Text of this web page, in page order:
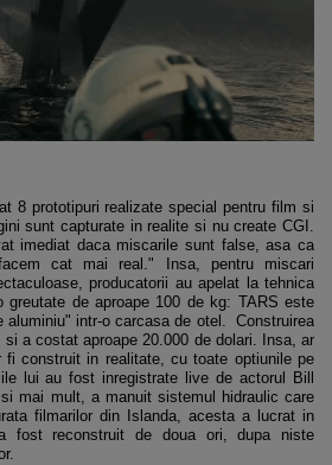
8 prototipuri realizate special pentru film si
sunt capturate in realite si nu create CGI.
imediat daca miscarile sunt false, asa ca
cat mai real." Insa, pentru miscari
producatorii au apelat la tehnica
greutate de aproape 100 de kg: TARS este
aluminiu" intr-o carcasa de otel. Construirea
si a costat aproape 20.000 de dolari. Insa, ar
construit in realitate, cu toate optiunile pe
lui au fost inregistrate live de actorul Bill
mai mult, a manuit sistemul hidraulic care
filmarilor din Islanda, acesta a lucrat in
fost reconstruit de doua ori, dupa niste